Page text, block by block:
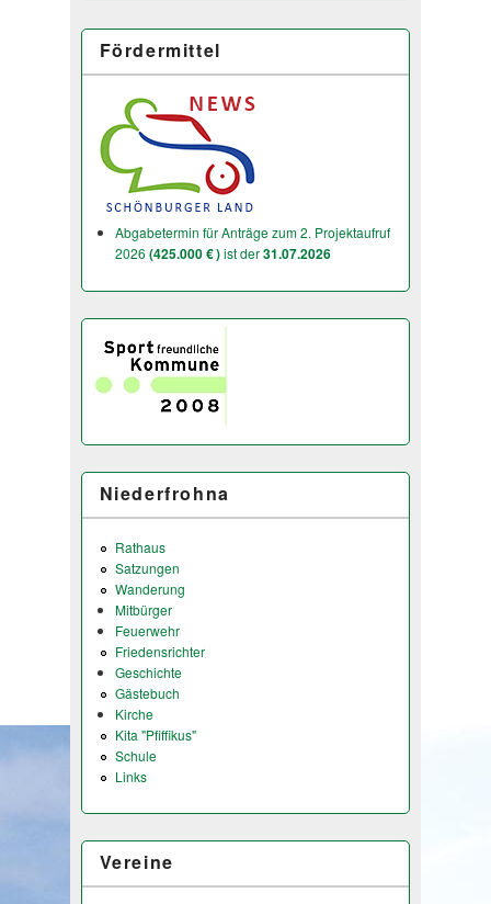
Fördermittel
Abgabetermin für Anträge zum 2. Projektaufruf
2026 (425.000 € )ist der31.07.2026
Niederfrohna
Rathaus
Satzungen
Wanderung
Mitbürger
Feuerwehr
Friedensrichter
Geschichte
Gästebuch
Kirche
Kita "Pfiffikus"
Schule
Links
Vereine